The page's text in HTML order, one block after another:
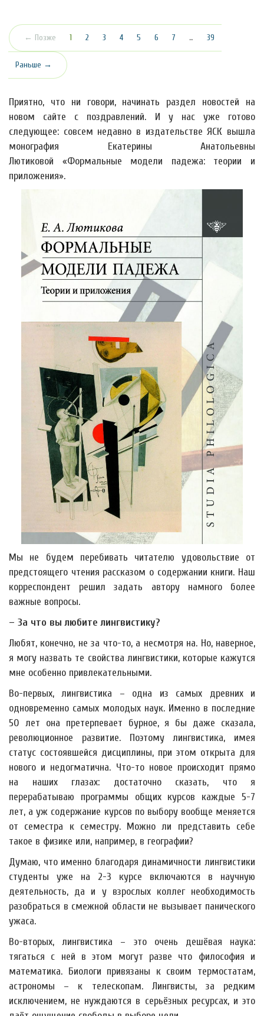
← Позже 1 (текущая)
2 3 4 5 6 7 … 39
Раньше →
Приятно, что ни говори, начинать раздел новостей на
новом сайте с поздравлений. И у нас уже готово
следующее: совсем недавно в издательстве ЯСК вышла
монография Екатерины Анатольевны
Лютиковой «Формальные модели падежа: теории и
приложения».
Мы не будем перебивать читателю удовольствие от
предстоящего чтения рассказом о содержании книги. Наш
корреспондент решил задать автору намного более
важные вопросы.
– За что вы любите лингвистику?
Любят, конечно, не за что-то, а несмотря на. Но, наверное,
я могу назвать те свойства лингвистики, которые кажутся
мне особенно привлекательными.
Во-первых, лингвистика – одна из самых древних и
одновременно самых молодых наук. Именно в последние
50 лет она претерпевает бурное, я бы даже сказала,
революционное развитие. Поэтому лингвистика, имея
статус состоявшейся дисциплины, при этом открыта для
нового и недогматична. Что-то новое происходит прямо
на наших глазах: достаточно сказать, что я
перерабатываю программы общих курсов каждые 5-7
лет, а уж содержание курсов по выбору вообще меняется
от семестра к семестру. Можно ли представить себе
такое в физике или, например, в географии?
Думаю, что именно благодаря динамичности лингвистики
студенты уже на 2-3 курсе включаются в научную
деятельность, да и у взрослых коллег необходимость
разобраться в смежной области не вызывает панического
ужаса.
Во-вторых, лингвистика – это очень дешёвая наука:
тягаться с ней в этом могут разве что философия и
математика. Биологи привязаны к своим термостатам,
астрономы – к телескопам. Лингвисты, за редким
исключением, не нуждаются в серьёзных ресурсах, и это